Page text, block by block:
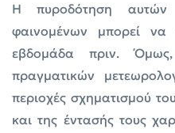
Η πυροδότηση αυτών
φαινομένων μπορεί
εβδομάδα πριν.
πραγματικών
περιοχές σχηματισμού
και της έντασής τους